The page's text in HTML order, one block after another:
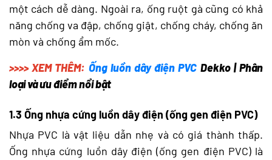
một cách dễ dàng. Ngoài ra, ống ruột gà cũng có khả
năng chống va đập, chống giật, chống cháy, chống ăn
mòn và chống ẩm mốc.
>>>> XEM THÊM: Ống luồn dây điện PVC Dekko | Phân
loại và ưu điểm nổi bật
1.3 Ống nhựa cứng luồn dây điện (ống gen điện PVC)
Nhựa PVC là vật liệu dẫn nhẹ và có giá thành thấp.
Ống nhựa cứng luồn dây điện (ống gen điện PVC) là